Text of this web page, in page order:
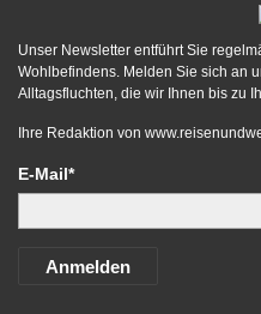
Unser Newsletter entführt Sie
Wohlbefindens. Melden Sie sich an
Alltagsfluchten, die wir Ihnen bis zu
Ihre Redaktion von
E-Mail*
Anmelden